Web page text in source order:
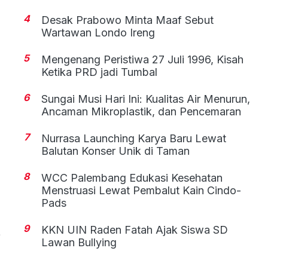
4
Desak Prabowo Minta Maaf Sebut
Wartawan Londo Ireng
5
Mengenang Peristiwa 27 Juli 1996, Kisah
Ketika PRD jadi Tumbal
6
Sungai Musi Hari Ini: Kualitas Air Menurun,
Ancaman Mikroplastik, dan Pencemaran
7
Nurrasa Launching Karya Baru Lewat
Balutan Konser Unik di Taman
8
WCC Palembang Edukasi Kesehatan
Menstruasi Lewat Pembalut Kain Cindo-
Pads
9
KKN UIN Raden Fatah Ajak Siswa SD
Lawan Bullying